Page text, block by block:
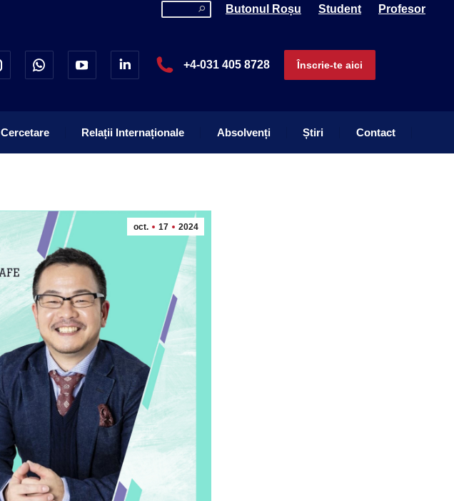
Search: Butonul Roșu Student Profesor
+4-031 405 8728 Înscrie-te aici
Cercetare Relații Internaționale Absolvenți Știri Contact
oct. 17 2024
Relații Internaționale